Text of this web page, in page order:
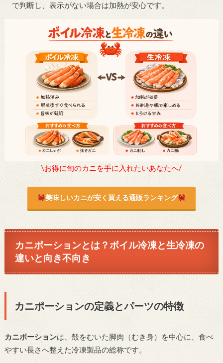
で判断し、表示がない場合は加熱が安心です。
\お得に旬のカニを手に入れたいあなたへ/
美味しいカニが安く買える通販ランキング
カニポーションとは？ボイル冷凍と生冷凍の
違いと向き不向き
カニポーションの定義とパーツの特徴
カニポーションは、殻をむいた脚肉（むき身）を中心に、食べ
やすい長さへ整えた冷凍製品の総称です。